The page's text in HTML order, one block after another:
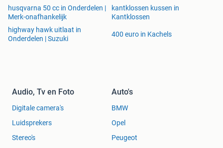
husqvarna 50 cc in Onderdelen |
Merk-onafhankelijk
kantklossen kussen in
Kantklossen
highway hawk uitlaat in
Onderdelen | Suzuki
400 euro in Kachels
Audio, Tv en Foto
Digitale camera's
Luidsprekers
Stereo's
Auto's
BMW
Opel
Peugeot